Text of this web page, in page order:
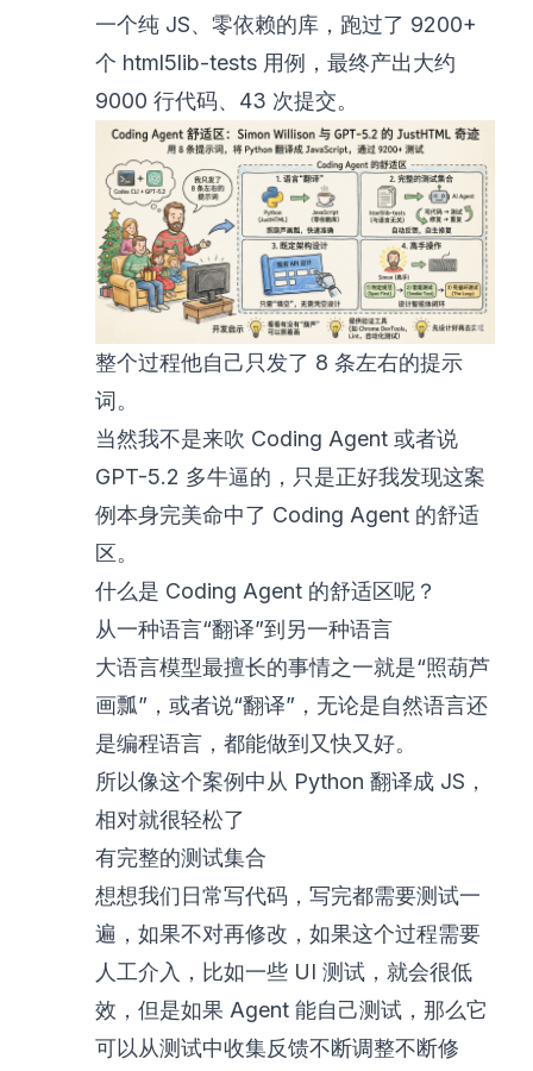
一个纯 JS、零依赖的库，跑过了 9200+
个 html5lib-tests 用例，最终产出大约
9000 行代码、43 次提交。
整个过程他自己只发了 8 条左右的提示
词。
当然我不是来吹 Coding Agent 或者说
GPT-5.2 多牛逼的，只是正好我发现这案
例本身完美命中了 Coding Agent 的舒适
区。
什么是 Coding Agent 的舒适区呢？
从一种语言“翻译”到另一种语言
大语言模型最擅长的事情之一就是“照葫芦
画瓢”，或者说“翻译”，无论是自然语言还
是编程语言，都能做到又快又好。
所以像这个案例中从 Python 翻译成 JS，
相对就很轻松了
有完整的测试集合
想想我们日常写代码，写完都需要测试一
遍，如果不对再修改，如果这个过程需要
人工介入，比如一些 UI 测试，就会很低
效，但是如果 Agent 能自己测试，那么它
可以从测试中收集反馈不断调整不断修